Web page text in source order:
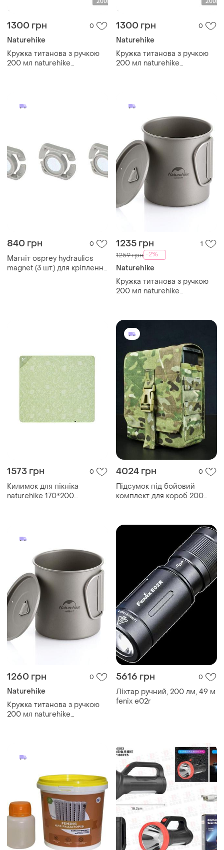
1300 грн 0
Naturehike
Кружка титанова з ручкою
200 мл naturehike
1300 грн 0
Naturehike
Кружка титанова з ручкою
200 мл naturehike
840 грн 0
Магніт osprey hydraulics
magnet (3 шт.) для кріплення
1235 грн 1
1259 грн -2%
Naturehike
Кружка титанова з ручкою
200 мл naturehike
1573 грн 0
Килимок для пікніка
naturehike 170*200
4024 грн 0
Підсумок під бойовий
комплект для короб 200
1260 грн 0
Naturehike
Кружка титанова з ручкою
200 мл naturehike
5616 грн 0
Ліхтар ручний, 200 лм, 49 м
fenix e02r